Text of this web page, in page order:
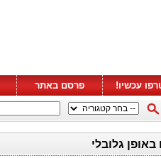
עכשיו! פרסם באתר